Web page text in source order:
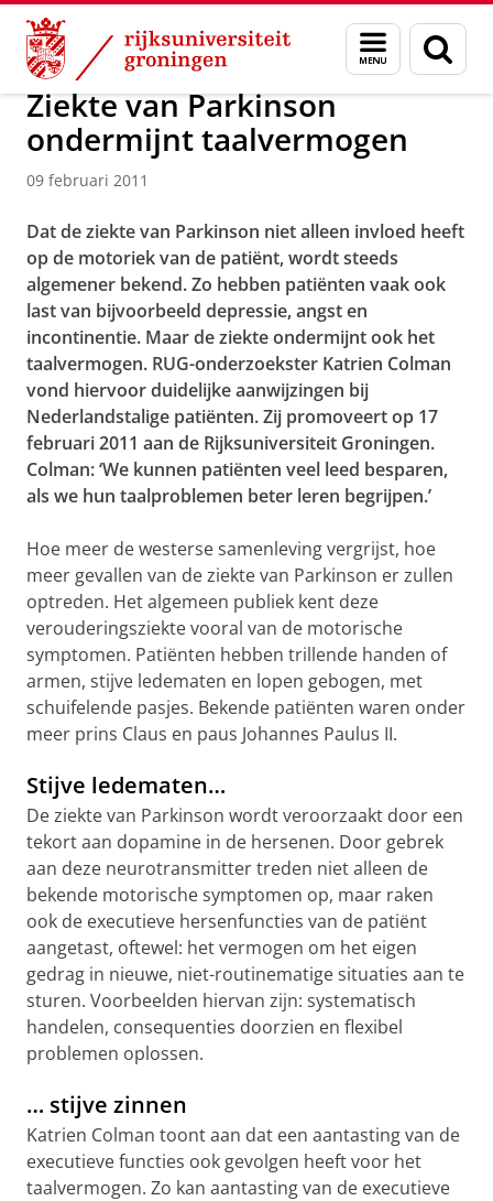
Skip
Content
Skip
Navigation
Menu
en
zoeken
Over ons Actueel Nieuws Nieuwsberichten
Ziekte van Parkinson
ondermijnt taalvermogen
09 februari 2011
Dat de ziekte van Parkinson niet alleen invloed heeft
op de motoriek van de patiënt, wordt steeds
algemener bekend. Zo hebben patiënten vaak ook
last van bijvoorbeeld depressie, angst en
incontinentie. Maar de ziekte ondermijnt ook het
taalvermogen. RUG-onderzoekster Katrien Colman
vond hiervoor duidelijke aanwijzingen bij
Nederlandstalige patiënten. Zij promoveert op 17
februari 2011 aan de Rijksuniversiteit Groningen.
Colman: ‘We kunnen patiënten veel leed besparen,
als we hun taalproblemen beter leren begrijpen.’
Hoe meer de westerse samenleving vergrijst, hoe
meer gevallen van de ziekte van Parkinson er zullen
optreden. Het algemeen publiek kent deze
verouderingsziekte vooral van de motorische
symptomen. Patiënten hebben trillende handen of
armen, stijve ledematen en lopen gebogen, met
schuifelende pasjes. Bekende patiënten waren onder
meer prins Claus en paus Johannes Paulus II.
Stijve ledematen…
De ziekte van Parkinson wordt veroorzaakt door een
tekort aan dopamine in de hersenen. Door gebrek
aan deze neurotransmitter treden niet alleen de
bekende motorische symptomen op, maar raken
ook de executieve hersenfuncties van de patiënt
aangetast, oftewel: het vermogen om het eigen
gedrag in nieuwe, niet-routinematige situaties aan te
sturen. Voorbeelden hiervan zijn: systematisch
handelen, consequenties doorzien en flexibel
problemen oplossen.
… stijve zinnen
Katrien Colman toont aan dat een aantasting van de
executieve functies ook gevolgen heeft voor het
taalvermogen. Zo kan aantasting van de executieve